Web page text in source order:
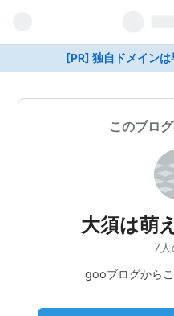
[PR] 独自ドメインは
このブロ
大須は萌
7人
gooブログから